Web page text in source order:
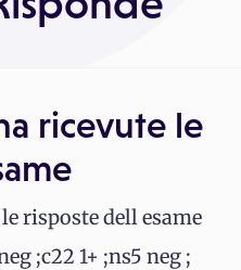
ricevute le
risposte dell esame
;c22 1+ ;ns5 neg ;